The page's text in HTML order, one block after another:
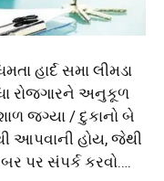
હાર્દ સમા લીમડા
રોજગારને અનુકૂળ
જગ્યા / દુકાનો બે
આપવાની હોય, જેથી
પર સંપર્ક કરવો….